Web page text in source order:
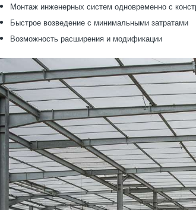
Монтаж инженерных систем одновременно с
Быстрое возведение с минимальными затратами
Возможность расширения и модификации